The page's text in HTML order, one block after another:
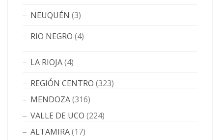
NEUQUÉN (3)
RIO NEGRO (4)
LA RIOJA(4)
REGIÓN CENTRO (323)
MENDOZA(316)
VALLE DE UCO (224)
ALTAMIRA(17)